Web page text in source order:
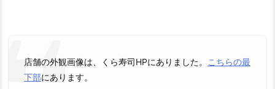
店舗の外観画像は、くら寿司HPにありました。
こちらの最
下部にあります。